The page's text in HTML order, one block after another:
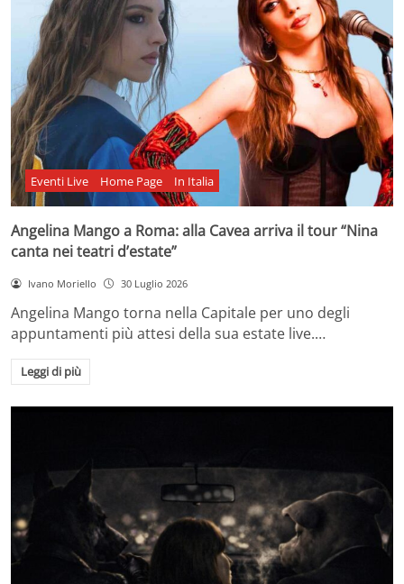
Eventi Live Home Page In Italia
Angelina Mango a Roma: alla Cavea arriva il tour “Nina
canta nei teatri d’estate”
Ivano Moriello 30 Luglio 2026
Angelina Mango torna nella Capitale per uno degli
appuntamenti più attesi della sua estate live.…
Leggi di più